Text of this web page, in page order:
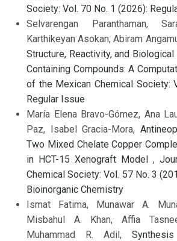
Society: Vol. 70 No. 1 (2026):
Selvarengan Paranthaman,
Karthikeyan Asokan, Abiram
Structure, Reactivity, and
Containing Compounds: A
of the Mexican Chemical Society:
Regular Issue
María Elena Bravo-Gómez, Ana
Paz, Isabel Gracia-Mora,
Two Mixed Chelate Copper
in HCT-15 Xenograft Model ,
Chemical Society: Vol. 57 No. 3
Bioinorganic Chemistry
Ismat Fatima, Munawar A.
Misbahul A. Khan, Affia
Muhammad R. Adil,